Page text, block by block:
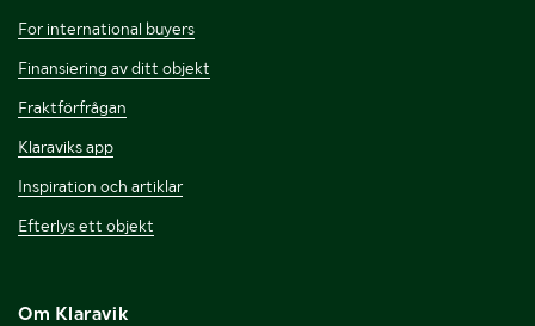
For international buyers
Finansiering av ditt objekt
Fraktförfrågan
Klaraviks app
Inspiration och artiklar
Efterlys ett objekt
Om Klaravik